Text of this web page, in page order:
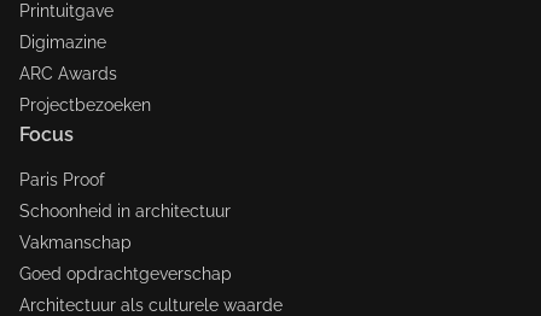
Printuitgave
Digimazine
ARC Awards
Projectbezoeken
Focus
Paris Proof
Schoonheid in architectuur
Vakmanschap
Goed opdrachtgeverschap
Architectuur als culturele waarde